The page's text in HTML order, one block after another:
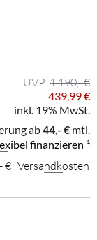
1.190,- €
439,99 €
inkl. 19% MwSt.
ab44,- € mtl.
finanzieren ¹
€ Versandkosten